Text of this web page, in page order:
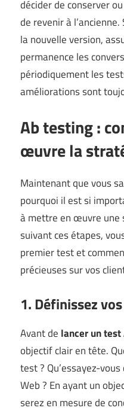
décider de conserver
de revenir à
la nouvelle version,
permanence les
périodiquement les
améliorations sont
Ab testing :
œuvre la
Maintenant que vous
pourquoi il est si
à mettre en œuvre une
suivant ces étapes,
premier test et
précieuses sur vos
1. Définissez
Avant de lancer un test
objectif clair en tête.
test ? Qu’essayez-
Web ? En ayant un
serez en mesure de